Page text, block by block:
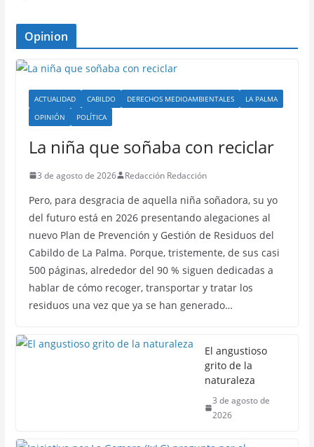
Opinion
ACTUALIDAD CABILDO DERECHOS MEDIOAMBIENTALES
LA PALMA
OPINIÓN
POLÍTICA
La niña que soñaba con reciclar
3 de agosto de 2026 Redacción Redacción
Pero, para desgracia de aquella niña soñadora, su yo
del futuro está en 2026 presentando alegaciones al
nuevo Plan de Prevención y Gestión de Residuos del
Cabildo de La Palma. Porque, tristemente, de sus casi
500 páginas, alrededor del 90 % siguen dedicadas a
hablar de cómo recoger, transportar y tratar los
residuos una vez que ya se han generado…
El angustioso
grito de la
naturaleza
3 de agosto de
2026